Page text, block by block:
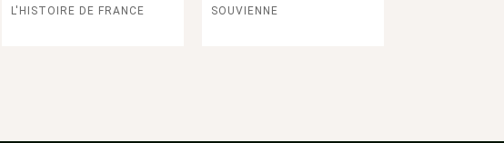
L'HISTOIRE DE FRANCE
SOUVIENNE